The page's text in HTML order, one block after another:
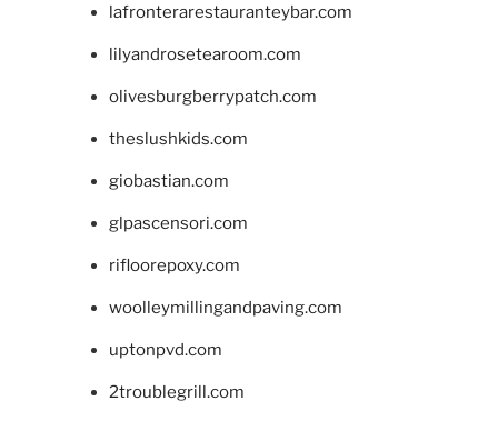
lafronterarestauranteybar.com
lilyandrosetearoom.com
olivesburgberrypatch.com
theslushkids.com
giobastian.com
glpascensori.com
rifloorepoxy.com
woolleymillingandpaving.com
uptonpvd.com
2troublegrill.com